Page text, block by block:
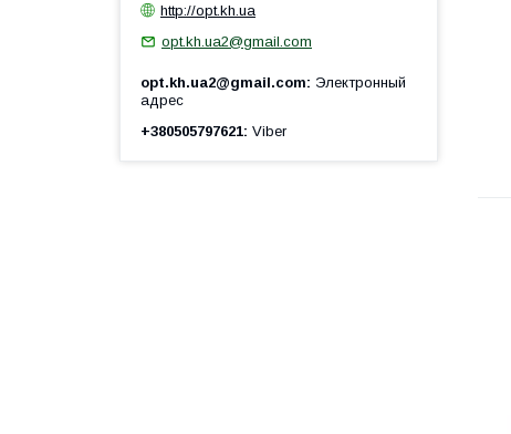
http://opt.kh.ua
opt.kh.ua2@gmail.com
opt.kh.ua2@gmail.com
Электронный
адрес
+380505797621 Viber